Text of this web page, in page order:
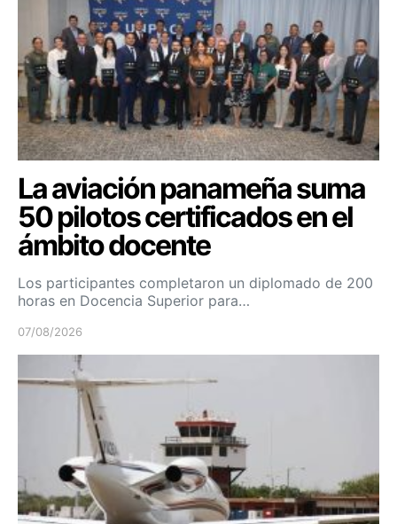
La aviación panameña suma
50 pilotos certificados en el
ámbito docente
Los participantes completaron un diplomado de 200
horas en Docencia Superior para…
07/08/2026